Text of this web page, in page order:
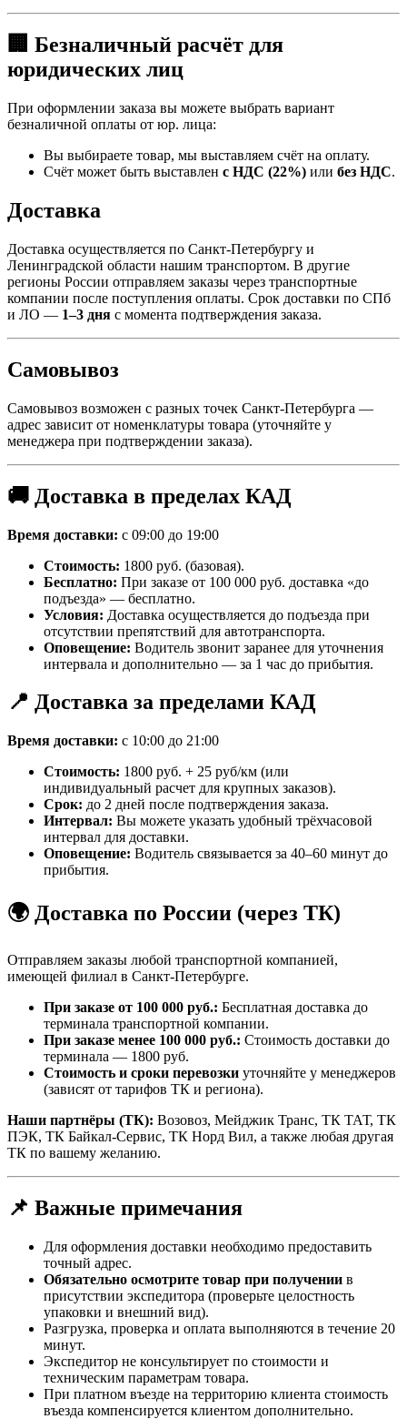
🏢 Безналичный расчёт для
юридических лиц
При оформлении заказа вы можете выбрать вариант
безналичной оплаты от юр. лица:
Вы выбираете товар, мы выставляем счёт на оплату.
Счёт может быть выставлен с НДС (22%) или без НДС.
Доставка
Доставка осуществляется по Санкт-Петербургу и
Ленинградской области нашим транспортом. В другие
регионы России отправляем заказы через транспортные
компании после поступления оплаты. Срок доставки по СПб
и ЛО — 1–3 дня с момента подтверждения заказа.
Самовывоз
Самовывоз возможен с разных точек Санкт-Петербурга —
адрес зависит от номенклатуры товара (уточняйте у
менеджера при подтверждении заказа).
🚚 Доставка в пределах КАД
Время доставки: с 09:00 до 19:00
Стоимость: 1800 руб. (базовая).
Бесплатно: При заказе от 100 000 руб. доставка «до
подъезда» — бесплатно.
Условия: Доставка осуществляется до подъезда при
отсутствии препятствий для автотранспорта.
Оповещение: Водитель звонит заранее для уточнения
интервала и дополнительно — за 1 час до прибытия.
📍 Доставка за пределами КАД
Время доставки: с 10:00 до 21:00
Стоимость: 1800 руб. + 25 руб/км (или
индивидуальный расчет для крупных заказов).
Срок: до 2 дней после подтверждения заказа.
Интервал: Вы можете указать удобный трёхчасовой
интервал для доставки.
Оповещение: Водитель связывается за 40–60 минут до
прибытия.
🌍 Доставка по России (через ТК)
Отправляем заказы любой транспортной компанией,
имеющей филиал в Санкт-Петербурге.
При заказе от 100 000 руб.: Бесплатная доставка до
терминала транспортной компании.
При заказе менее 100 000 руб.: Стоимость доставки до
терминала — 1800 руб.
Стоимость и сроки перевозки уточняйте у менеджеров
(зависят от тарифов ТК и региона).
Наши партнёры (ТК): Возовоз, Мейджик Транс, ТК ТАТ, ТК
ПЭК, ТК Байкал-Сервис, ТК Норд Вил, а также любая другая
ТК по вашему желанию.
📌 Важные примечания
Для оформления доставки необходимо предоставить
точный адрес.
Обязательно осмотрите товар при получении в
присутствии экспедитора (проверьте целостность
упаковки и внешний вид).
Разгрузка, проверка и оплата выполняются в течение 20
минут.
Экспедитор не консультирует по стоимости и
техническим параметрам товара.
При платном въезде на территорию клиента стоимость
въезда компенсируется клиентом дополнительно.